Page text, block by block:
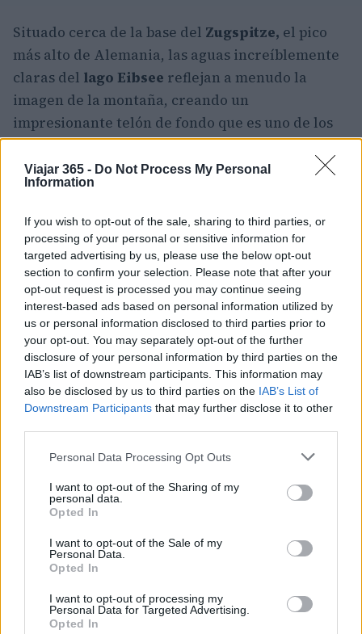
Viajar 365 - Do Not Process My Personal
Information
If you wish to opt-out of the sale, sharing to third parties, or
processing of your personal or sensitive information for
targeted advertising by us, please use the below opt-out
section to confirm your selection. Please note that after your
opt-out request is processed you may continue seeing
interest-based ads based on personal information utilized by
us or personal information disclosed to third parties prior to
your opt-out. You may separately opt-out of the further
disclosure of your personal information by third parties on the
IAB’s list of downstream participants. This information may
also be disclosed by us to third parties on the IAB’s List of
Downstream Participants that may further disclose it to other
Please note that this website/app uses one or more Google
not limited to your visit or usage behaviour. You may click to
grant or deny consent to Google and its third-party tags to
use your data for below specified purposes in below Google
consent section.
Personal Data Processing Opt Outs
I want to opt-out of the Sharing of my
personal data.
Opted In
I want to opt-out of the Sale of my
Personal Data.
Opted In
I want to opt-out of processing my
Personal Data for Targeted Advertising.
Opted In
Situado cerca de la base del Zugspitze, el pico
más alto de Alemania, las aguas increíblemente
claras del lago Eibsee reflejan a menudo la
imagen de la montaña, creando un
impresionante telón de fondo que es uno de los
favoritos de las parejas que quieren que el día de
su boda sea especial.
AUTOR
Redacción Viajar365.com